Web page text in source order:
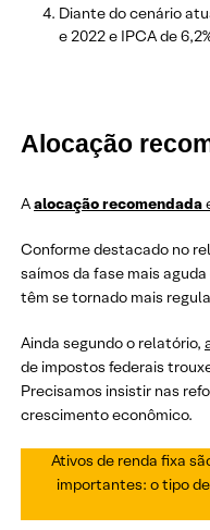
Diante do cenário
e 2022 e IPCA de
Alocação
Aalocação recomendada
Conforme destacado no
saímos da fase mais
têm se tornado mais
Ainda segundo o relatório,
de impostos federais
Precisamos insistir nas
crescimento econômico.
Ativos de renda fixa
importantes: o tipo